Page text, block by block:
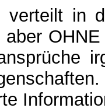
verteilt in